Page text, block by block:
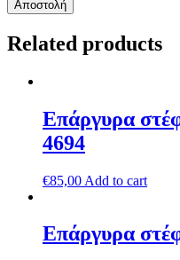
Related products
Επάργυρα
4694
€85,00 Add to cart
Επάργυρα